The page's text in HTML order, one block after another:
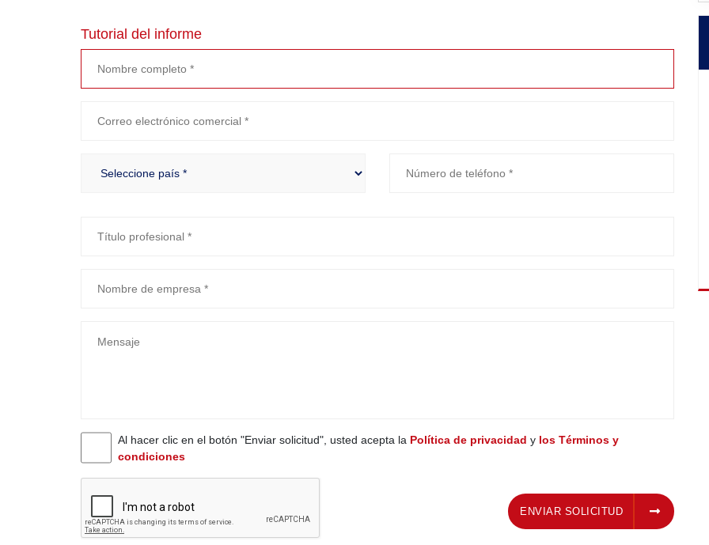
Tutorial del informe
Al hacer clic en el botón "Enviar solicitud", usted acepta la Política de privacidad y los Términos y
condiciones
ENVIAR SOLICITUD